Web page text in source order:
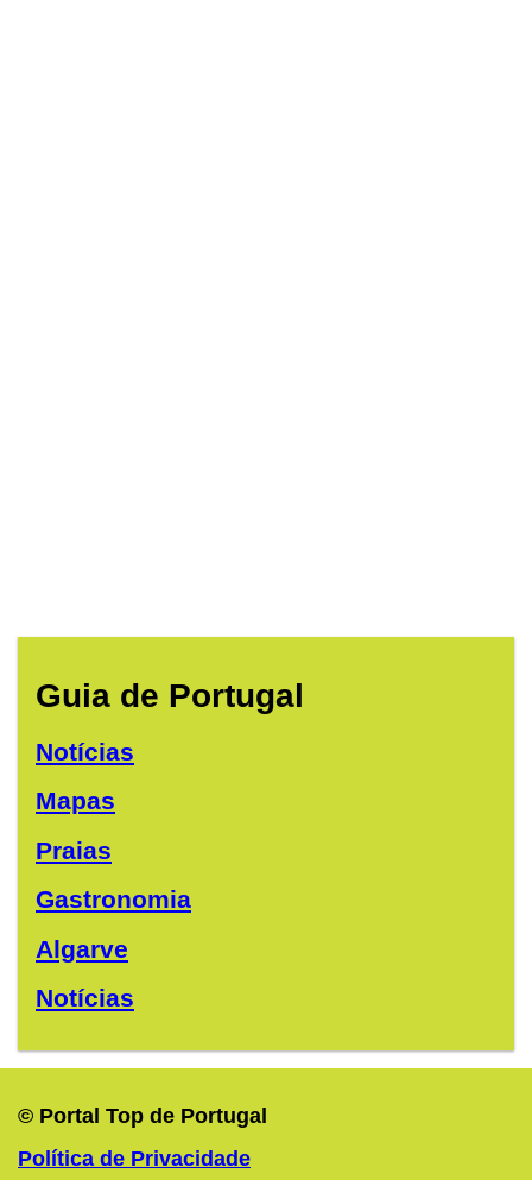
Guia de Portugal
Notícias
Mapas
Praias
Gastronomia
Algarve
Notícias
© Portal Top de Portugal
Política de Privacidade